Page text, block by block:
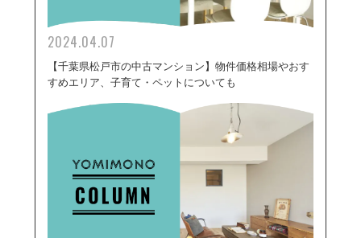
2024.04.07
【千葉県松戸市の中古マンション】物件価格相場やおす
すめエリア、子育て・ペットについても